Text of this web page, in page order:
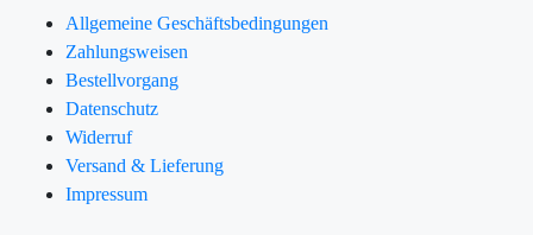
Allgemeine Geschäftsbedingungen
Zahlungsweisen
Bestellvorgang
Datenschutz
Widerruf
Versand & Lieferung
Impressum